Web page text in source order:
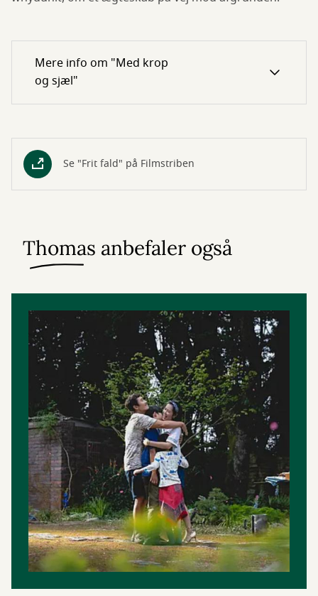
Mere info om "Med krop
og sjæl"
Se "Frit fald" på Filmstriben
Thomas anbefaler også